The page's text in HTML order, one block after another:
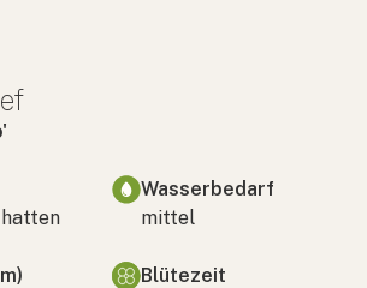
Wasserbedarf
mittel
Blütezeit